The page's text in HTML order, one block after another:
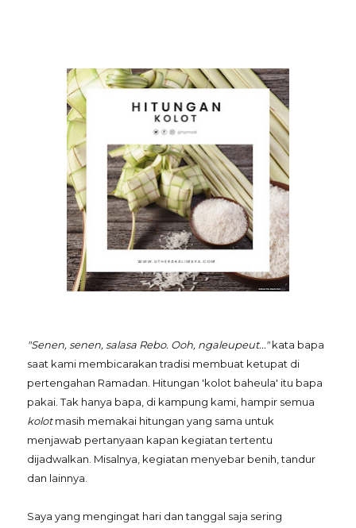
"Senen, senen, salasa Rebo. Ooh, ngaleupeut..."kata bapa
saat kami membicarakan tradisi membuat ketupat di
pertengahan Ramadan. Hitungan 'kolot baheula' itu bapa
pakai. Tak hanya bapa, di kampung kami, hampir semua
kolotmasih memakai hitungan yang sama untuk
menjawab pertanyaan kapan kegiatan tertentu
dijadwalkan. Misalnya, kegiatan menyebar benih, tandur
dan lainnya.
Saya yang mengingat hari dan tanggal saja sering